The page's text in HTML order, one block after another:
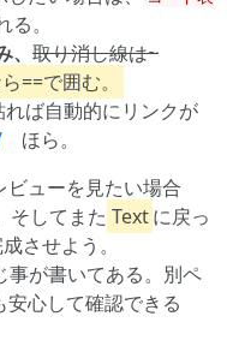
。
取り消し線は~
==で囲む。
ば自動的にリンクが
ほら。
ューを見たい場合
そしてまた Text に戻っ
させよう。
事が書いてある。別ペ
心して確認できる